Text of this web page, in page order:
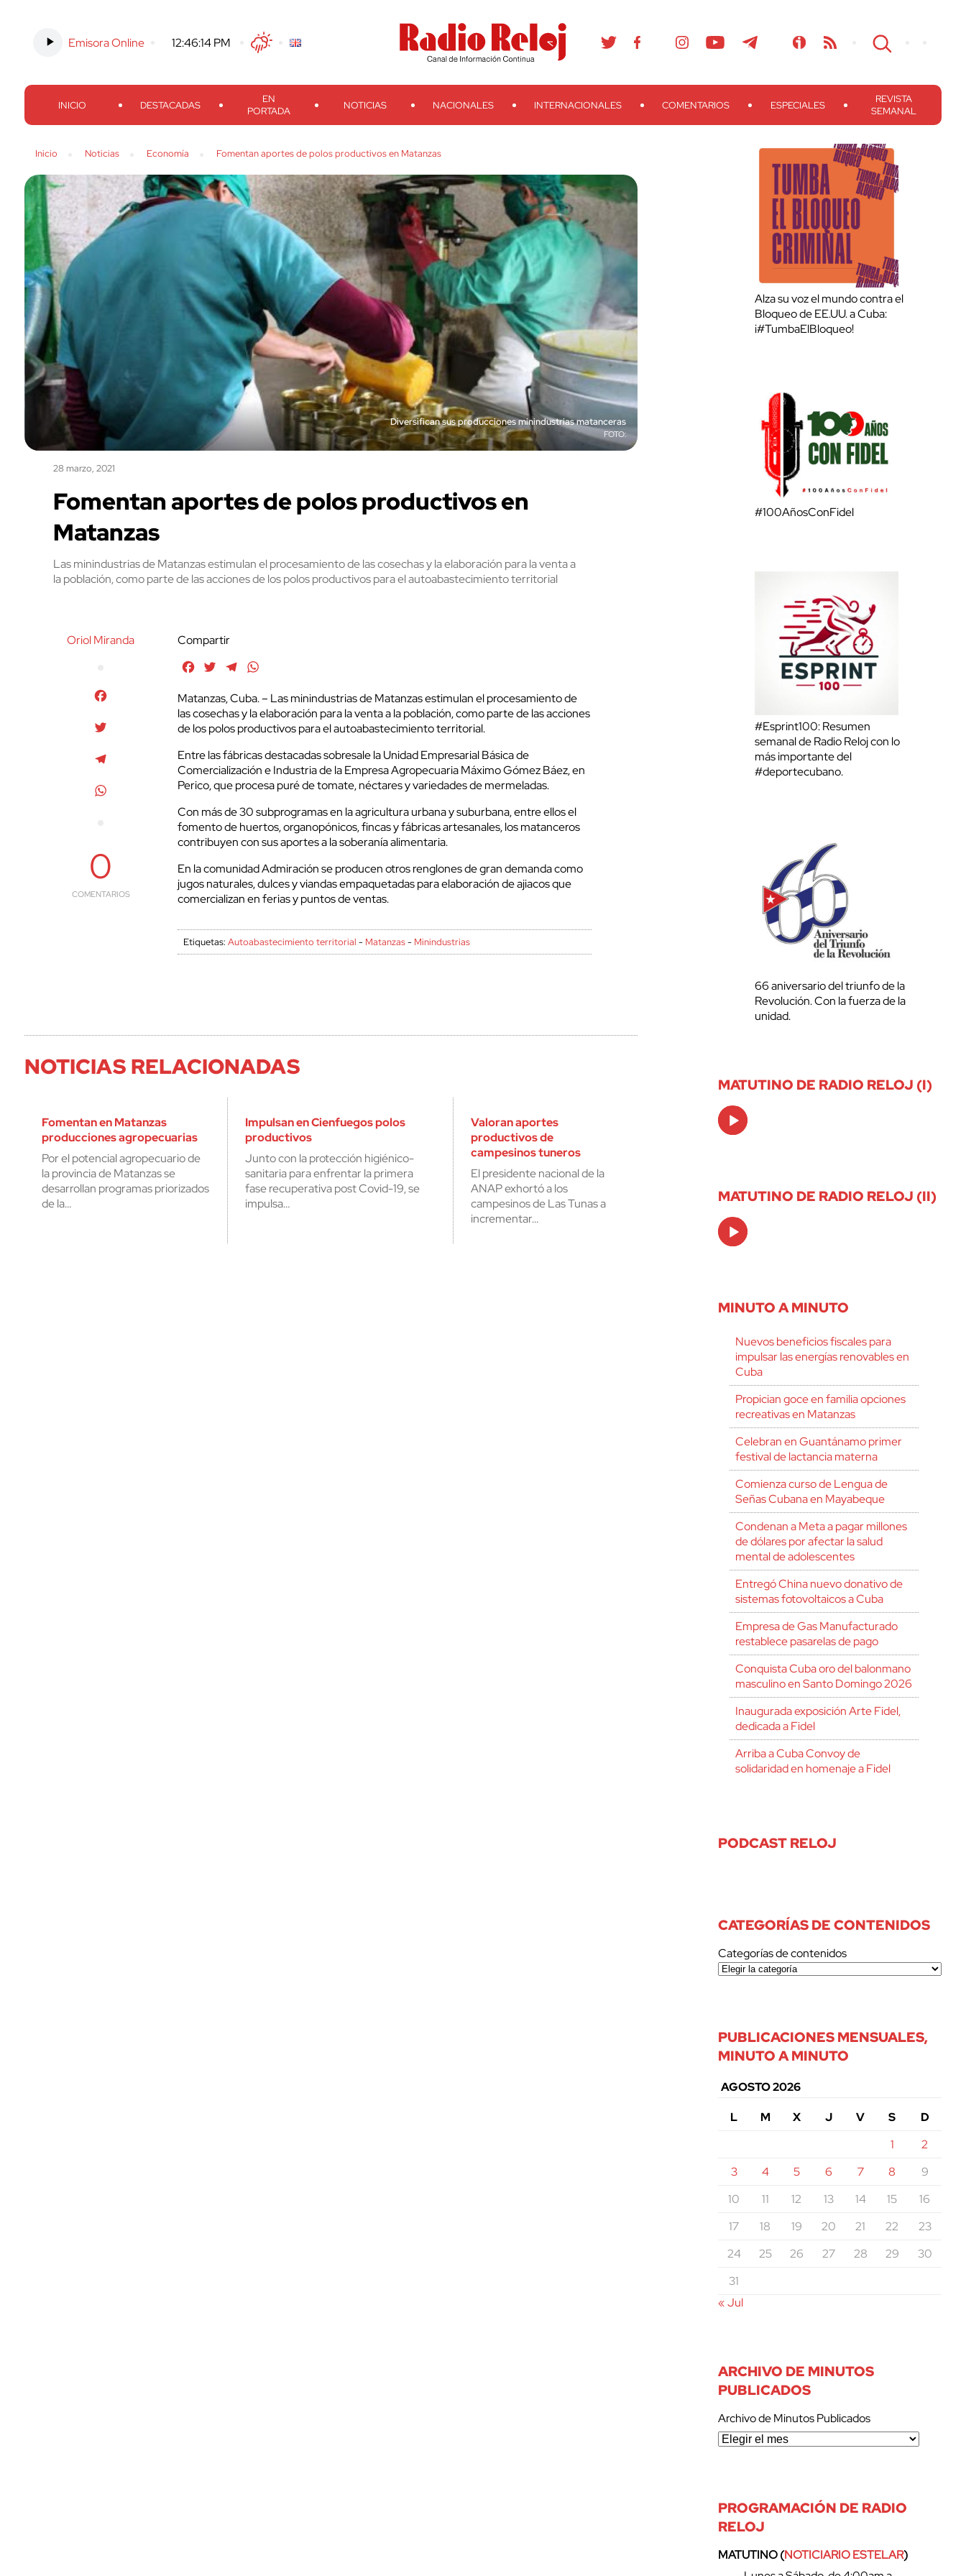
Emisora Online -12:46:15 PM TwitterFacebook
Threads
Instagram TelegramTeveo Ivoox RSS Search
INICIO DESTACADAS
EN
PORTADA
NOTICIAS NACIONALES INTERNACIONALES COMENTARIOS ESPECIALES
REVISTA
SEMANAL
Inicio Noticias Economía Fomentan aportes de polos productivos en Matanzas
Diversifican sus producciones minindustrias matanceras
28 marzo, 2021
Fomentan aportes de polos productivos en
Matanzas
Las minindustrias de Matanzas estimulan el procesamiento de las cosechas y la elaboración para la venta a
la población, como parte de las acciones de los polos productivos para el autoabastecimiento territorial
Oriol Miranda
0
COMENTARIOS
Compartir
FacebookTwitterTelegram
Matanzas, Cuba. – Las minindustrias de Matanzas estimulan el procesamiento de
las cosechas y la elaboración para la venta a la población, como parte de las acciones
de los polos productivos para el autoabastecimiento territorial.
Entre las fábricas destacadas sobresale la Unidad Empresarial Básica de
Comercialización e Industria de la Empresa Agropecuaria Máximo Gómez Báez, en
Perico, que procesa puré de tomate, néctares y variedades de mermeladas.
Con más de 30 subprogramas en la agricultura urbana y suburbana, entre ellos el
fomento de huertos, organopónicos, fincas y fábricas artesanales, los matanceros
contribuyen con sus aportes a la soberanía alimentaria.
En la comunidad Admiración se producen otros renglones de gran demanda como
jugos naturales, dulces y viandas empaquetadas para elaboración de ajiacos que
comercializan en ferias y puntos de ventas.
Etiquetas:Autoabastecimiento territorial - Matanzas- Minindustrias
NOTICIAS RELACIONADAS
Fomentan en Matanzas
producciones agropecuarias
Por el potencial agropecuario de
la provincia de Matanzas se
desarrollan programas priorizados
de la…
Impulsan en Cienfuegos polos
productivos
Junto con la protección higiénico-
sanitaria para enfrentar la primera
fase recuperativa post Covid-19, se
impulsa…
Valoran aportes
productivos de
campesinos tuneros
El presidente nacional de la
ANAP exhortó a los
campesinos de Las Tunas a
incrementar…
Alza su voz el mundo contra el
Bloqueo de EE.UU. a Cuba:
¡#TumbaElBloqueo!
#100AñosConFidel
#Esprint100: Resumen
semanal de Radio Reloj con lo
más importante del
#deportecubano.
66 aniversario del triunfo de la
Revolución. Con la fuerza de la
unidad.
MATUTINO DE RADIO RELOJ (I)
Audio
Player
MATUTINO DE RADIO RELOJ (II)
Audio
Player
MINUTO A MINUTO
Nuevos beneficios fiscales para
impulsar las energías renovables en
Cuba
Propician goce en familia opciones
recreativas en Matanzas
Celebran en Guantánamo primer
festival de lactancia materna
Comienza curso de Lengua de
Señas Cubana en Mayabeque
Condenan a Meta a pagar millones
de dólares por afectar la salud
mental de adolescentes
Entregó China nuevo donativo de
sistemas fotovoltaicos a Cuba
Empresa de Gas Manufacturado
restablece pasarelas de pago
Conquista Cuba oro del balonmano
masculino en Santo Domingo 2026
Inaugurada exposición Arte Fidel,
dedicada a Fidel
Arriba a Cuba Convoy de
solidaridad en homenaje a Fidel
PODCAST RELOJ
CATEGORÍAS DE CONTENIDOS
Categorías de contenidos
PUBLICACIONES MENSUALES,
MINUTO A MINUTO
AGOSTO 2026
L
M X J V S
D
1
2
3
4 5 6 7 8
9
10
11 12 13 14 15
16
17
18 19 20 21 22
23
24
25 26 27 28 29
30
31
« Jul
ARCHIVO DE MINUTOS
PUBLICADOS
Archivo de Minutos Publicados
PROGRAMACIÓN DE RADIO
RELOJ
MATUTINO (NOTICIARIO ESTELAR)